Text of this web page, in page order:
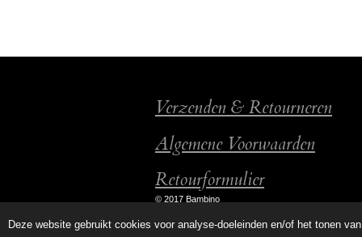
Deze website gebruikt cookies voor analyse-doeleinden en/of het tonen
Verzenden & Retourneren
Algemene Voorwaarden
Retourformulier
© 2017 Bambino